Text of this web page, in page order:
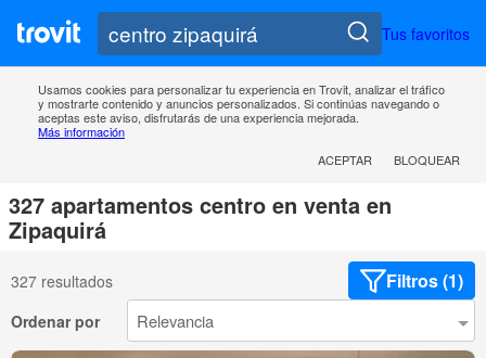
Tus favoritos
Usamos cookies para personalizar tu experiencia en Trovit, analizar el tráfico
y mostrarte contenido y anuncios personalizados. Si continúas navegando o
aceptas este aviso, disfrutarás de una experiencia mejorada.
Más información
ACEPTAR
BLOQUEAR
327 apartamentos centro en venta en
Zipaquirá
327 resultados Filtros (1)
Ordenar por